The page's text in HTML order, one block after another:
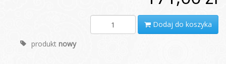
Dodaj do koszyka
produkt nowy